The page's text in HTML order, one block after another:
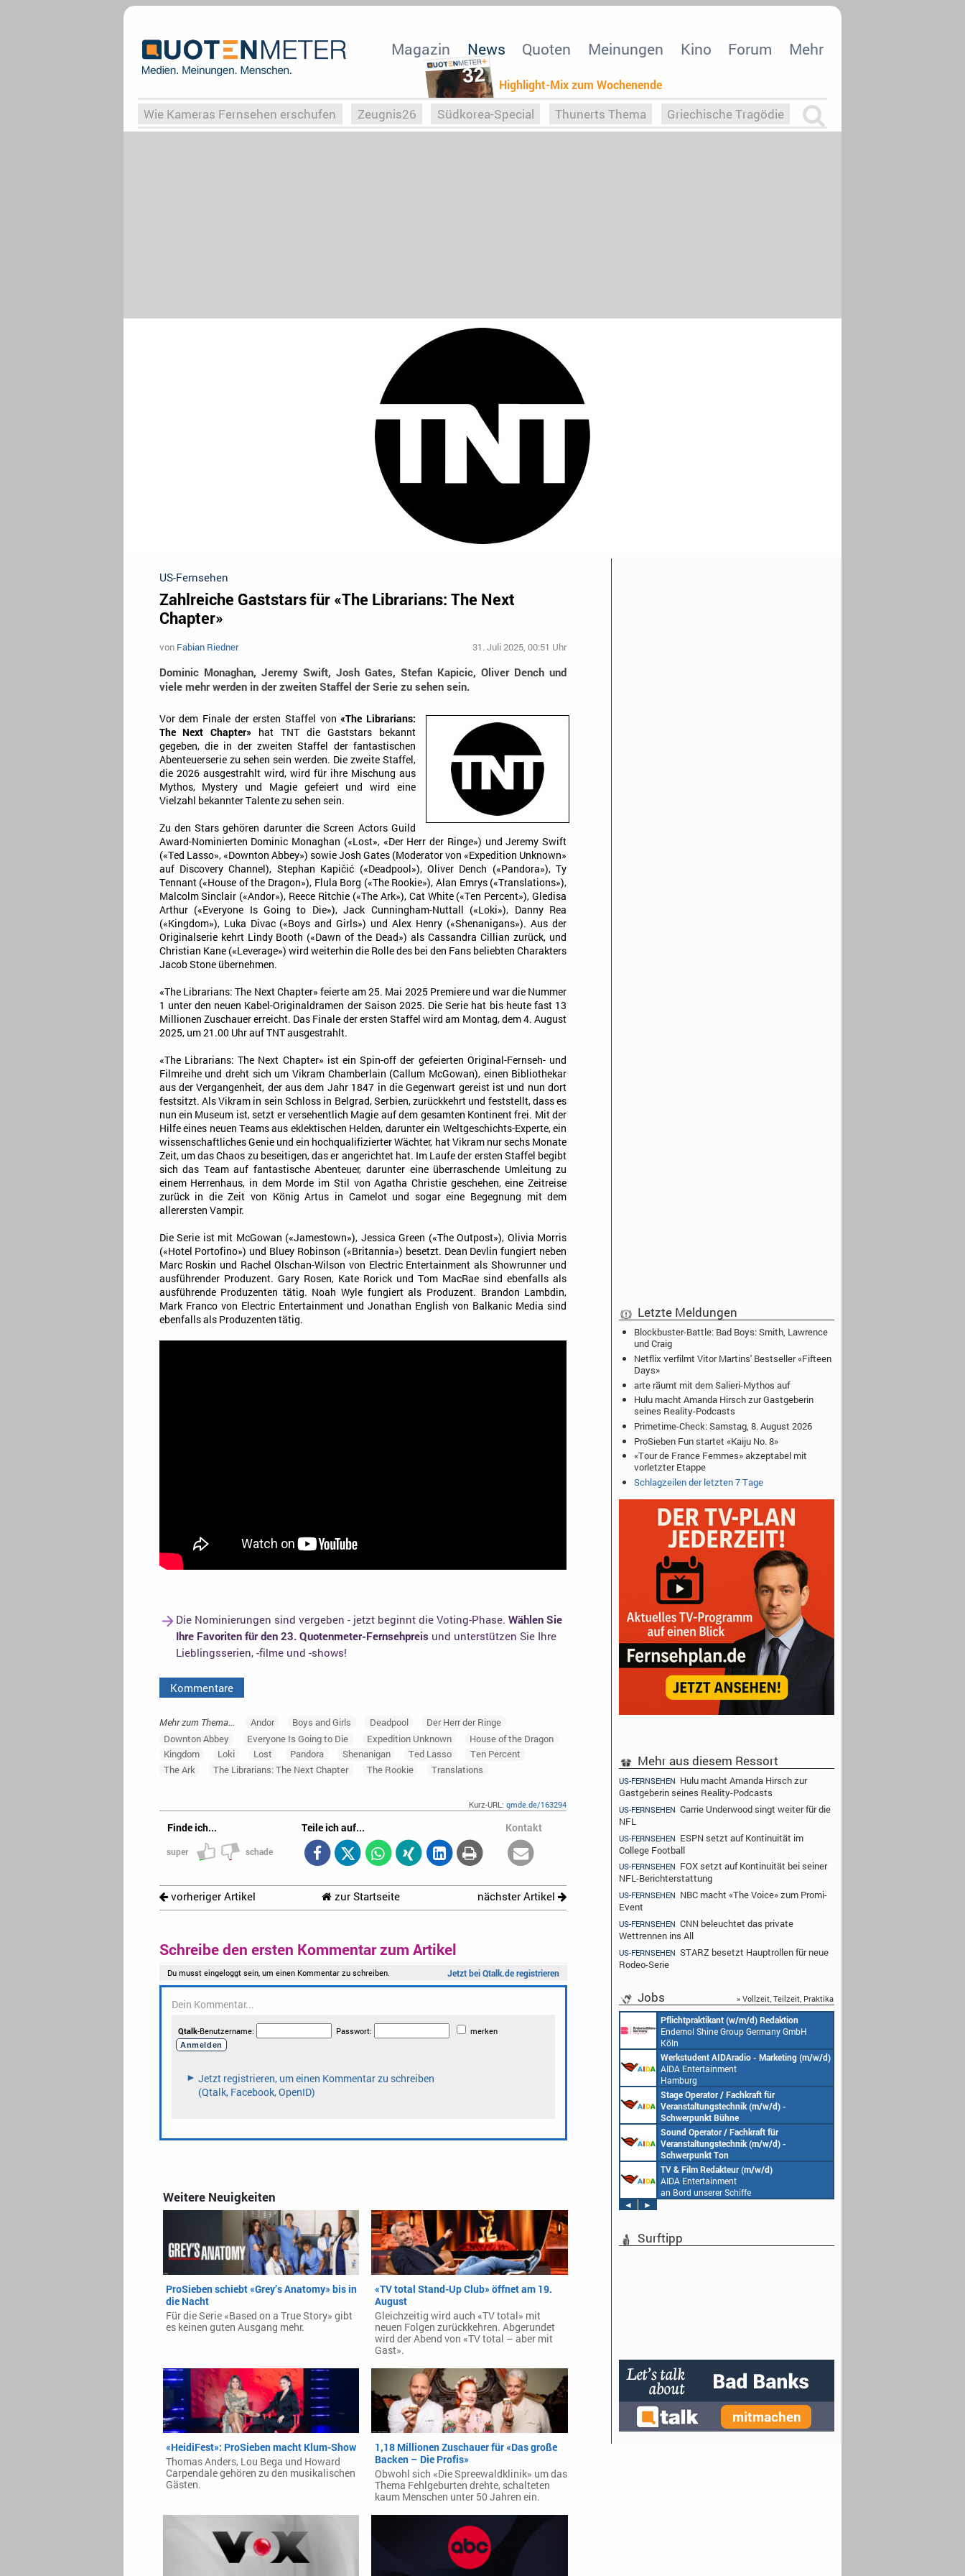
32 Highlight-Mix zum Wochenende
Magazin News Quoten Meinungen Kino Forum Mehr
Wie Kameras Fernsehen erschufen Zeugnis26 Südkorea-Special Thunerts Thema Griechische Tragödie
US-Fernsehen
Zahlreiche Gaststars für «The Librarians: The Next
Chapter»
von Fabian Riedner 31. Juli 2025, 00:51 Uhr
Dominic Monaghan, Jeremy Swift, Josh Gates, Stefan Kapicic, Oliver Dench und
viele mehr werden in der zweiten Staffel der Serie zu sehen sein.
Vor dem Finale der ersten Staffel von«The Librarians:
The Next Chapter» hat TNT die Gaststars bekannt
gegeben, die in der zweiten Staffel der fantastischen
Abenteuerserie zu sehen sein werden. Die zweite Staffel,
die 2026 ausgestrahlt wird, wird für ihre Mischung aus
Mythos, Mystery und Magie gefeiert und wird eine
Vielzahl bekannter Talente zu sehen sein.
Zu den Stars gehören darunter die Screen Actors Guild
Award-Nominierten Dominic Monaghan («Lost», «Der Herr der Ringe») und Jeremy Swift
(«Ted Lasso», «Downton Abbey») sowie Josh Gates (Moderator von «Expedition Unknown»
auf Discovery Channel), Stephan Kapičić («Deadpool»), Oliver Dench («Pandora»), Ty
Tennant («House of the Dragon»), Flula Borg («The Rookie»), Alan Emrys («Translations»),
Malcolm Sinclair («Andor»), Reece Ritchie («The Ark»), Cat White («Ten Percent»), Gledisa
Arthur («Everyone Is Going to Die»), Jack Cunningham-Nuttall («Loki»), Danny Rea
(«Kingdom»), Luka Divac («Boys and Girls») und Alex Henry («Shenanigans»). Aus der
Originalserie kehrt Lindy Booth («Dawn of the Dead») als Cassandra Cillian zurück, und
Christian Kane («Leverage») wird weiterhin die Rolle des bei den Fans beliebten Charakters
Jacob Stone übernehmen.
«The Librarians: The Next Chapter» feierte am 25. Mai 2025 Premiere und war die Nummer
1 unter den neuen Kabel-Originaldramen der Saison 2025. Die Serie hat bis heute fast 13
Millionen Zuschauer erreicht. Das Finale der ersten Staffel wird am Montag, dem 4. August
2025, um 21.00 Uhr auf TNT ausgestrahlt.
«The Librarians: The Next Chapter» ist ein Spin-off der gefeierten Original-Fernseh- und
Filmreihe und dreht sich um Vikram Chamberlain (Callum McGowan), einen Bibliothekar
aus der Vergangenheit, der aus dem Jahr 1847 in die Gegenwart gereist ist und nun dort
festsitzt. Als Vikram in sein Schloss in Belgrad, Serbien, zurückkehrt und feststellt, dass es
nun ein Museum ist, setzt er versehentlich Magie auf dem gesamten Kontinent frei. Mit der
Hilfe eines neuen Teams aus eklektischen Helden, darunter ein Weltgeschichts-Experte, ein
wissenschaftliches Genie und ein hochqualifizierter Wächter, hat Vikram nur sechs Monate
Zeit, um das Chaos zu beseitigen, das er angerichtet hat. Im Laufe der ersten Staffel begibt
sich das Team auf fantastische Abenteuer, darunter eine überraschende Umleitung zu
einem Herrenhaus, in dem Morde im Stil von Agatha Christie geschehen, eine Zeitreise
zurück in die Zeit von König Artus in Camelot und sogar eine Begegnung mit dem
allerersten Vampir.
Die Serie ist mit McGowan («Jamestown»), Jessica Green («The Outpost»), Olivia Morris
(«Hotel Portofino») und Bluey Robinson («Britannia») besetzt. Dean Devlin fungiert neben
Marc Roskin und Rachel Olschan-Wilson von Electric Entertainment als Showrunner und
ausführender Produzent. Gary Rosen, Kate Rorick und Tom MacRae sind ebenfalls als
ausführende Produzenten tätig. Noah Wyle fungiert als Produzent. Brandon Lambdin,
Mark Franco von Electric Entertainment und Jonathan English von Balkanic Media sind
ebenfalls als Produzenten tätig.
Die Nominierungen sind vergeben - jetzt beginnt die Voting-Phase. Wählen Sie
Ihre Favoriten für den 23. Quotenmeter-Fernsehpreis und unterstützen Sie Ihre
Lieblingsserien, -filme und -shows!
Kommentare
Mehr zum Thema... Andor Boys and Girls Deadpool
Der Herr der Ringe
Downton Abbey
Everyone Is Going to Die Expedition Unknown
House of the Dragon
Kingdom
Loki Lost Pandora Shenanigan Ted Lasso
Ten Percent
The Ark
The Librarians: The Next Chapter The Rookie Translations
Kurz-URL:qmde.de/163294
Finde ich...
super schade
Teile ich auf... Kontakt
vorheriger Artikel zur Startseite nächster Artikel
Schreibe den ersten Kommentar zum Artikel
Weitere Neuigkeiten
ProSieben schiebt «Grey’s Anatomy» bis in
die Nacht
Für die Serie «Based on a True Story» gibt
es keinen guten Ausgang mehr.
«TV total Stand-Up Club» öffnet am 19.
August
Gleichzeitig wird auch «TV total» mit
neuen Folgen zurückkehren. Abgerundet
wird der Abend von «TV total – aber mit
Gast».
«HeidiFest»: ProSieben macht Klum-Show
Thomas Anders, Lou Bega und Howard
Carpendale gehören zu den musikalischen
Gästen.
1,18 Millionen Zuschauer für «Das große
Backen – Die Profis»
Obwohl sich «Die Spreewaldklinik» um das
Thema Fehlgeburten drehte, schalteten
kaum Menschen unter 50 Jahren ein.
Letzte Meldungen
Blockbuster-Battle: Bad Boys: Smith, Lawrence
und Craig
Netflix verfilmt Vitor Martins' Bestseller «Fifteen
Days»
arte räumt mit dem Salieri-Mythos auf
Hulu macht Amanda Hirsch zur Gastgeberin
seines Reality-Podcasts
Primetime-Check: Samstag, 8. August 2026
ProSieben Fun startet «Kaiju No. 8»
«Tour de France Femmes» akzeptabel mit
vorletzter Etappe
Schlagzeilen der letzten 7 Tage
Mehr aus diesem Ressort
US-FERNSEHEN Hulu macht Amanda Hirsch zur
Gastgeberin seines Reality-Podcasts
US-FERNSEHEN Carrie Underwood singt weiter für die
NFL
US-FERNSEHEN ESPN setzt auf Kontinuität im
College Football
US-FERNSEHEN FOX setzt auf Kontinuität bei seiner
NFL-Berichterstattung
US-FERNSEHEN NBC macht «The Voice» zum Promi-
Event
US-FERNSEHEN CNN beleuchtet das private
Wettrennen ins All
US-FERNSEHEN STARZ besetzt Hauptrollen für neue
Rodeo-Serie
Jobs » Vollzeit, Teilzeit, Praktika
Pflichtpraktikant (w/m/d) Redaktion
Endemol Shine Group Germany GmbH
Köln
Werkstudent AIDAradio - Marketing (m/w/d)
AIDA Entertainment
Hamburg
Stage Operator / Fachkraft für
Veranstaltungstechnik (m/w/d) -
Schwerpunkt Bühne
AIDA Entertainment
an Bord unserer Schiffe
Sound Operator / Fachkraft für
Veranstaltungstechnik (m/w/d) -
Schwerpunkt Ton
AIDA Entertainment
an Bord unserer Schiffe
TV & Film Redakteur (m/w/d)
AIDA Entertainment
an Bord unserer Schiffe
◄
►
Surftipp